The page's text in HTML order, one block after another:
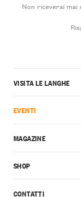
Non riceverai
CONTATTI
VISITA LE LANGHE
EVENTI
MAGAZINE
SHOP